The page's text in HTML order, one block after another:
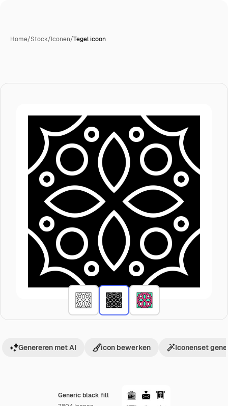
Home/Stock/Iconen/Tegel icoon
Generic black fill
Genereren met AI icon bewerken Iconenset